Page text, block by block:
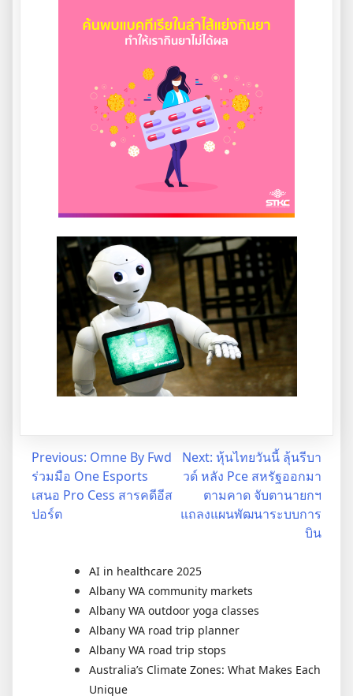
Post
navigation
Previous: Omne By Fwd
ร่วมมือ One Esports
เสนอ Pro Cess สารคดีอีส
ปอร์ต
Next: หุ้นไทยวันนี้ ลุ้นรีบา
วด์ หลัง Pce สหรัฐออกมา
ตามคาด จับตานายกฯ
แถลงแผนพัฒนาระบบการ
บิน
AI in healthcare 2025
Albany WA community markets
Albany WA outdoor yoga classes
Albany WA road trip planner
Albany WA road trip stops
Australia’s Climate Zones: What Makes Each
Unique